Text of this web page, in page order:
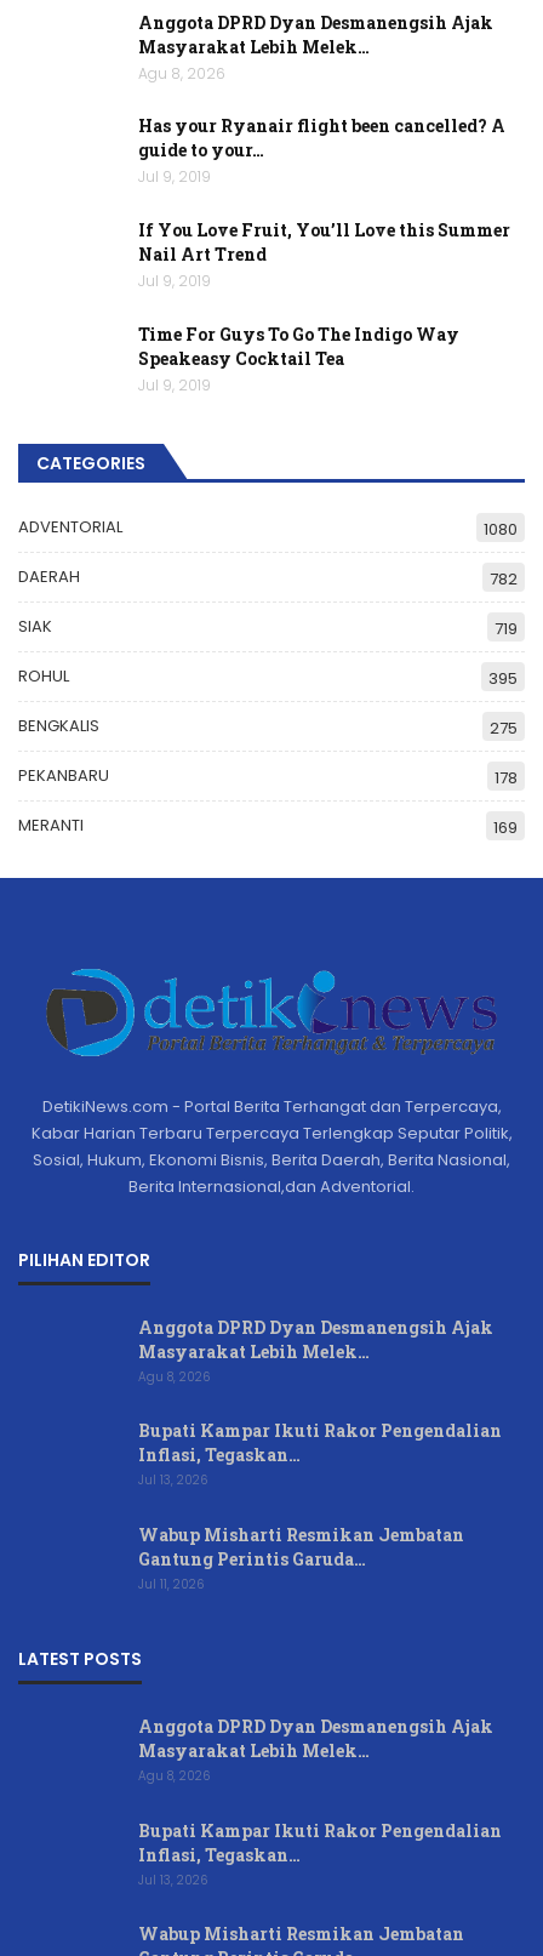
Anggota DPRD Dyan Desmanengsih Ajak
Masyarakat Lebih Melek…
Agu 8, 2026
Has your Ryanair flight been cancelled? A
guide to your…
Jul 9, 2019
If You Love Fruit, You’ll Love this Summer
Nail Art Trend
Jul 9, 2019
Time For Guys To Go The Indigo Way
Speakeasy Cocktail Tea
Jul 9, 2019
CATEGORIES
ADVENTORIAL 1080
DAERAH 782
SIAK 719
ROHUL 395
BENGKALIS 275
PEKANBARU 178
MERANTI 169
DetikiNews.com - Portal Berita Terhangat dan Terpercaya,
Kabar Harian Terbaru Terpercaya Terlengkap Seputar Politik,
Sosial, Hukum, Ekonomi Bisnis, Berita Daerah, Berita Nasional,
Berita Internasional,dan Adventorial.
PILIHAN EDITOR
Anggota DPRD Dyan Desmanengsih Ajak
Masyarakat Lebih Melek…
Agu 8, 2026
Bupati Kampar Ikuti Rakor Pengendalian
Inflasi, Tegaskan…
Jul 13, 2026
Wabup Misharti Resmikan Jembatan
Gantung Perintis Garuda…
Jul 11, 2026
LATEST POSTS
Anggota DPRD Dyan Desmanengsih Ajak
Masyarakat Lebih Melek…
Agu 8, 2026
Bupati Kampar Ikuti Rakor Pengendalian
Inflasi, Tegaskan…
Jul 13, 2026
Wabup Misharti Resmikan Jembatan